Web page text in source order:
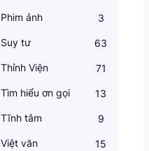
Phim ảnh 3
Suy tư 63
Thỉnh Viện 71
Tìm hiểu ơn gọi 13
Tĩnh tâm 9
Việt văn 15